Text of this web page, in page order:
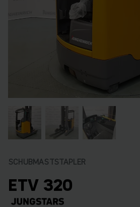
SCHUBMASTSTAPLER
ETV 320